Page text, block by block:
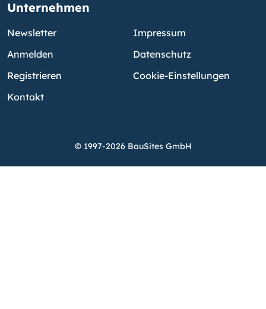
Unternehmen
Newsletter
Anmelden
Registrieren
Kontakt
Impressum
Datenschutz
Cookie-Einstellungen
© 1997-2026 BauSites GmbH